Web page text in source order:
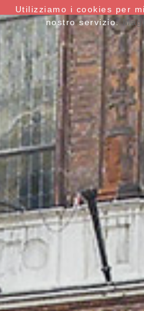
Utilizziamo i cookies per
nostro servizio.